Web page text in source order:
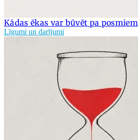
Kādas ēkas var būvēt pa posmiem
Līgumi un darījumi